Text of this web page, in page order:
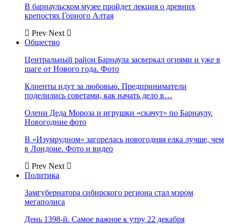
В барнаульском музее пройдет лекция о древних
крепостях Горного Алтая
Prev Next
Общество
Центральный район Барнаула засверкал огнями и уже в
шаге от Нового года. Фото
Клиенты идут за любовью. Предприниматели
поделились советами, как начать дело в…
Олени Деда Мороза и игрушки «скачут» по Барнаулу.
Новогодние фото
В «Изумрудном» загорелась новогодняя елка лучше, чем
в Лондоне. Фото и видео
Prev Next
Политика
Замгубернатора сибирского региона стал мэром
мегаполиса
День 1398-й. Самое важное к утру 22 декабря